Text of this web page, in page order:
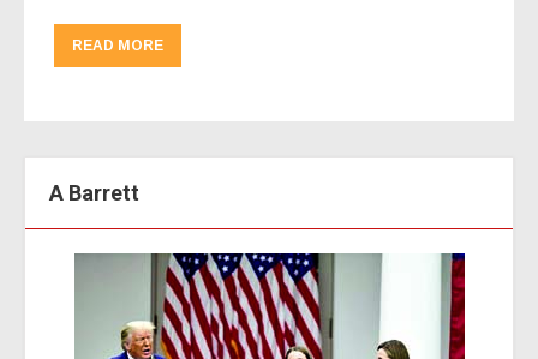
READ MORE
A Barrett